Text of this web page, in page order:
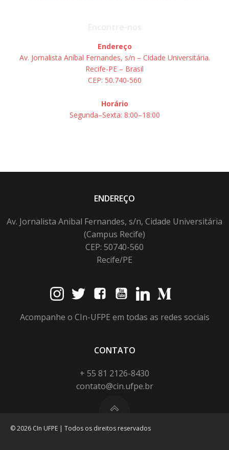
Endereço
Av. Jornalista Aníbal Fernandes, s/n – Cidade Universitária.
Recife-PE – Brasil
CEP: 50.740-560
Horário
Segunda–Sexta: 8:00–18:00
ENDEREÇO
Av. Jornalista Anibal Fernandes, s/n, Cidade Universitária
(Campus Recife)
CEP: 50740-560
Recife/PE
Acompanhe o CIn-UFPE em todas as redes sociais
CONTATO
+ 55 81 2126-8430
contato@cin.ufpe.br
© 2026 CIn UFPE | Todos os direitos reservados